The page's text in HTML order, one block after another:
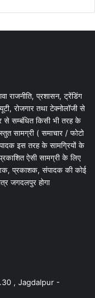
राजनीति, प्रशासन, ट्रेंडिंग
रोजगार तथा टेक्नोलॉजी से
से सम्बंधित किसी भी तरह के
सामग्री ( समाचार / फोटो
इस तरह के सामग्रियों के
ऐसी सामग्री के लिए
प्रकाशक, संपादक की कोई
जगदलपुर होगा
, Jagdalpur -